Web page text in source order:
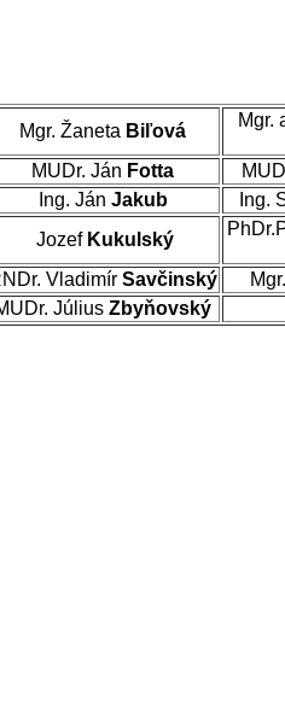
Mgr. Žaneta Biľová
Mgr.
MUDr. Ján Fotta
Ing. Ján Jakub
Ing.
Jozef Kukulský
Vladimír Savčinský
Július Zbyňovský